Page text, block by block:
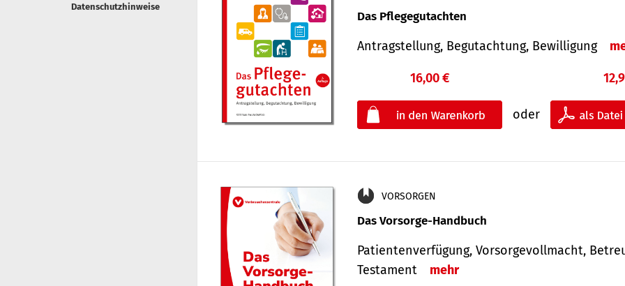
Datenschutzhinweise
Das Pflegegutachten
Antragstellung, Begutachtung, Bewilligung
16,00 €
oder
VORSORGEN
Das Vorsorge-Handbuch
Patientenverfügung, Vorsorgevollmacht,
Testament
mehr